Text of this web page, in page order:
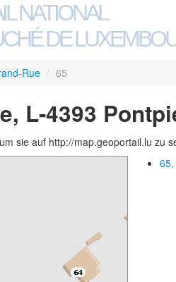
NATIONAL
DE
Rue / 65
L-4393
sie auf http://map.geoportail.lu zu